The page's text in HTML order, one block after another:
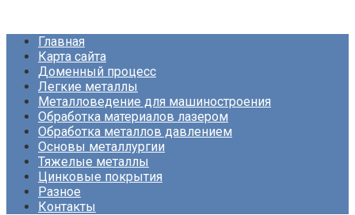
контентуГлавная
Карта сайта
Доменный процесс
Легкие металлы
Металловедение для машиностроения
Обработка материалов лазером
Обработка металлов давлением
Основы металлургии
Тяжелые металлы
Цинковые покрытия
Разное
Контакты